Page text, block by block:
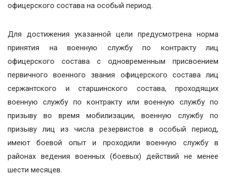
офицерского состава на особый период.
Для достижения указанной цели предусмотрена норма
принятия на военную службу по контракту лиц
офицерского состава с одновременным присвоением
первичного военного звания офицерского состава лиц
сержантского и старшинского состава, проходящих
военную службу по контракту или военную службу по
призыву во время мобилизации, военную службу по
призыву лиц из числа резервистов в особый период,
имеют боевой опыт и проходили военную службу в
районах ведения военных (боевых) действий не менее
шести месяцев.